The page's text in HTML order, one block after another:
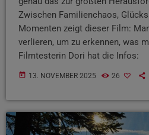
Zwischen Familienchaos,
Momenten zeigt dieser Film:
verlieren, um zu erkennen, was
Filmtesterin Dori hat die Infos:
today 13. NOVEMBER 2025 26